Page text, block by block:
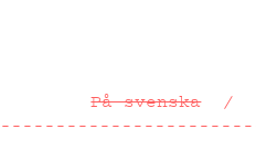
På svenska